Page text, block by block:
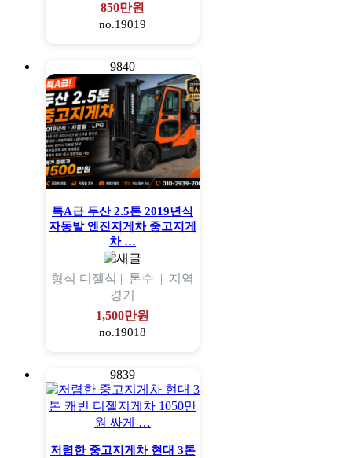
850만원
no.19019
9840
특A급 두산 2.5톤 2019년식
자동발 엔진지게차 중고지게
차 …
형식 디젤식 | 톤수 | 지역
경기
1,500만원
no.19018
9839
저렴한 중고지게차 현대 3톤